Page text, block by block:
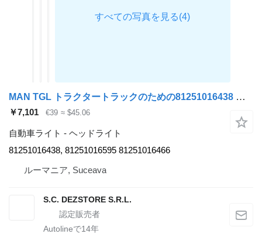
MAN TGL トラクタートラックのための81251016438 ヘッドライト
￥7,101 €39 ≈ $45.06
自動車ライト - ヘッドライト
81251016438, 81251016595 81251016466
ルーマニア, Suceava
S.C. DEZSTORE S.R.L.
Autolineで14年